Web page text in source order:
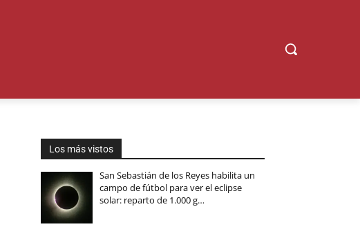
Los más vistos
San Sebastián de los Reyes habilita un
campo de fútbol para ver el eclipse
solar: reparto de 1.000 g…